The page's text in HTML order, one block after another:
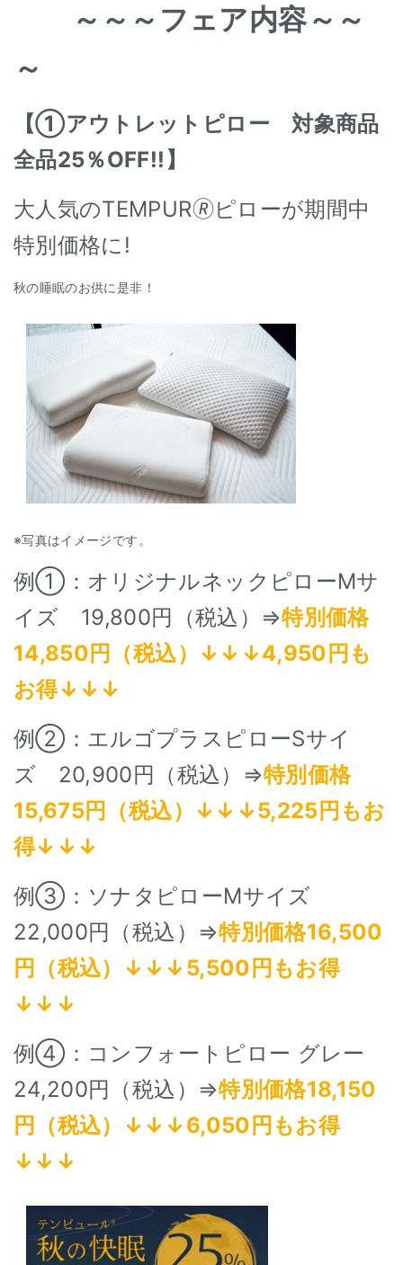
～～～フェア内容～～
～
【①アウトレットピロー 対象商品
全品25％OFF!!】
大人気のTEMPUR🄬ピローが期間中
特別価格に!
秋の睡眠のお供に是非！
※写真はイメージです。
例①：オリジナルネックピローMサ
イズ 19,800円（税込）⇒特別価格
14,850円（税込）↓↓↓4,950円も
お得↓↓↓
例➁：エルゴプラスピローSサイ
ズ 20,900円（税込）⇒特別価格
15,675円（税込）↓↓↓5,225円もお
得↓↓↓
例③：ソナタピローMサイズ
22,000円（税込）⇒特別価格16,500
円（税込）↓↓↓5,500円もお得
↓↓↓
例④：コンフォートピロー グレー
24,200円（税込）⇒特別価格18,150
円（税込）↓↓↓6,050円もお得
↓↓↓